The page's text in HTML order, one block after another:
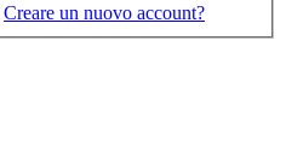
Creare un nuovo account?